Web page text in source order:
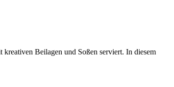
Beilagen und Soßen serviert. In diesem